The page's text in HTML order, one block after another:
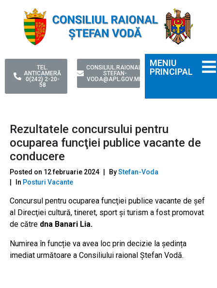
TEL.
ANTICAMERĂ
0(242) 2-20-
58
CONSILIUL.RAIONAL-
STEFAN-
VODA@APL.GOV.MD
MENIU
PRINCIPAL
Rezultatele concursului pentru
ocuparea funcţiei publice vacante de
conducere
Posted on 12 februarie 2024 ByStefan-Voda
In Posturi Vacante
Concursul pentru ocuparea funcţiei publice vacante de şef
al Direcţiei cultură, tineret, sport și turism a fost promovat
de către dna Banari Lia.
Numirea în funcție va avea loc prin decizie la ședința
imediat următoare a Consiliului raional Ștefan Vodă.